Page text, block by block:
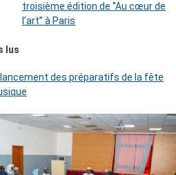
troisième édition de ‘’Au cœur de
l’art’’ à Paris
lus
lancement des préparatifs de la fête